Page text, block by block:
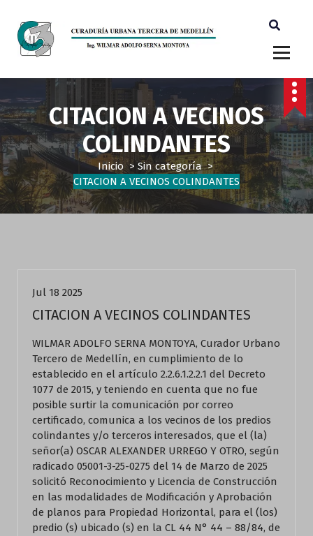
CITACION A VECINOS
COLINDANTES
Inicio>Sin categoría>
CITACION A VECINOS COLINDANTES
Jul 18 2025
CITACION A VECINOS COLINDANTES
WILMAR ADOLFO SERNA MONTOYA, Curador Urbano
Tercero de Medellín, en cumplimiento de lo
establecido en el artículo 2.2.6.1.2.2.1 del Decreto
1077 de 2015, y teniendo en cuenta que no fue
posible surtir la comunicación por correo
certificado, comunica a los vecinos de los predios
colindantes y/o terceros interesados, que el (la)
señor(a) OSCAR ALEXANDER URREGO Y OTRO, según
radicado 05001-3-25-0275 del 14 de Marzo de 2025
solicitó Reconocimiento y Licencia de Construcción
en las modalidades de Modificación y Aprobación
de planos para Propiedad Horizontal, para el (los)
predio (s) ubicado (s) en la CL 44 N° 44 – 88/84, de